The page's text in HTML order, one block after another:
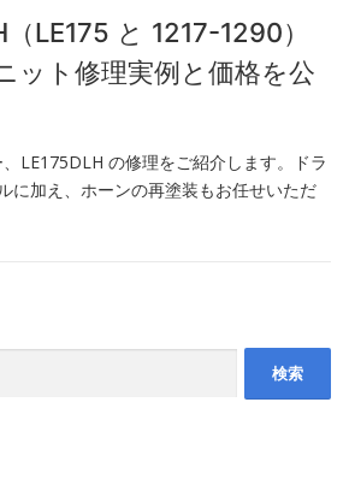
LE175 と 1217-1290）
ット修理実例と価格を公
LE175DLH の修理をご紹介します。ドラ
に加え、ホーンの再塗装もお任せいただ